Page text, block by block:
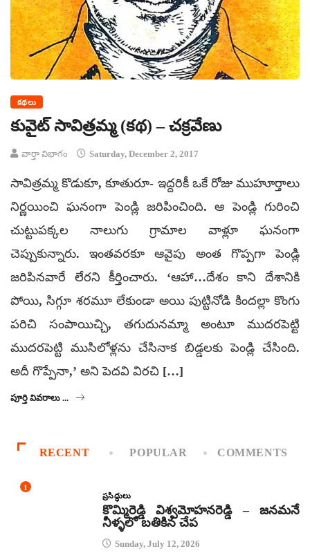
కథలు
కువైట్ సావిత్రమ్మ (కథ) – చక్రవేణు
వార్తా విభాగం Saturday, December 2, 2017
సావిత్రమ్మ కొడుకూ, కూతురూ- ఇద్దరికీ ఒకే రోజు ముహూర్తాలు
నిర్ణయించి ఘనంగా పెండ్లి జరిపించింది. ఆ పెండ్లి గురించి
చుట్టుపక్కల నాలుగు గ్రామాల వాళ్లూ ఘనంగా
చెప్పుకున్నారు. ఇంతవరకూ ఆవైపు అంత గొప్పగా పెండ్లి
జరిపినవారే లేరని కీర్తించారు. ‘ఆహా…దేశం కాని దేశానికి
పోయి, సిగ్గూ శరమూ లేకుండా అయి పుట్టినోడి కిందల్లా కొంగు
పరిచి సంపాయిచ్చి, తగుదునమ్మా అంటూ ముదరపెట్టి
ముదరపెట్టి ముసిలోళ్లను చేసినాక బిడ్డలకు పెండ్లి చేసింది.
అదీ గొప్పేనా,’ అని పెదవి విరచి […]
పూర్తి వివరాలు ...
RECENT POPULAR COMMENTS
1
ప్రసిద్ధులు
కొమ్మిరెడ్డి విశ్వమోహనరెడ్డి – జనమనే
నీళ్ళలో బతికిన చేప
Sunday, July 12, 2026